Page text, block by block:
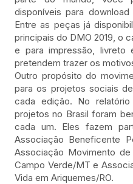
disponíveis para
Entre as peças já
principais do DMO 2019, o
e para impressão,
pretendem trazer os
Outro propósito do
para os projetos sociais
cada edição. No
projetos no Brasil foram
cada um. Eles fazem
Associação Beneficente
Associação Movimento
Campo Verde/MT e
Vida em Ariquemes/RO.